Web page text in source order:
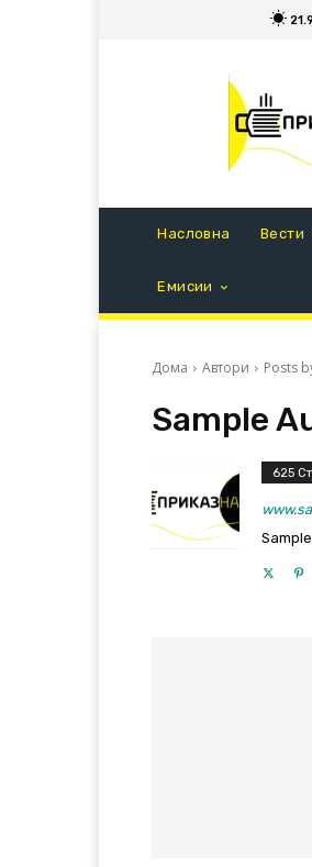
21.9
Насловна Вести
Емисии
Дома Автори Posts
Sample
625